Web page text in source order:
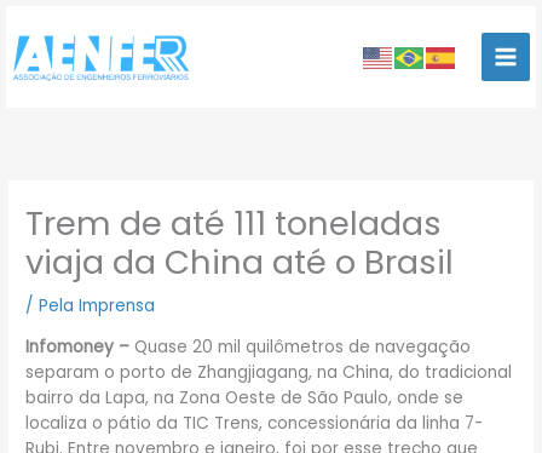
para
conteúdo
Trem de até 111 toneladas
viaja da China até o Brasil
/Pela Imprensa
Infomoney – Quase 20 mil quilômetros de navegação
separam o porto de Zhangjiagang, na China, do tradicional
bairro da Lapa, na Zona Oeste de São Paulo, onde se
localiza o pátio da TIC Trens, concessionária da linha 7-